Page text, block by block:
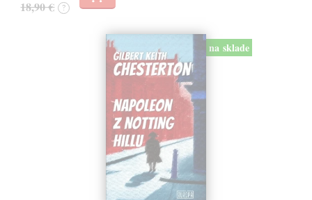
18,90 € ?
na sklade